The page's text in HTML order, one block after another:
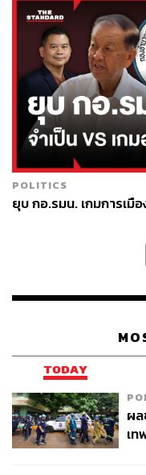
POLITICS
ยุบ กอ.รมน. เกมการเมื
TODAY
ผ
เ